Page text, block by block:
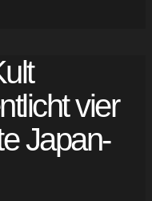
vier
Japan-